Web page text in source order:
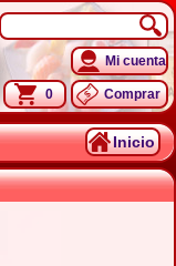
Mi cuenta
0 Comprar
Inicio